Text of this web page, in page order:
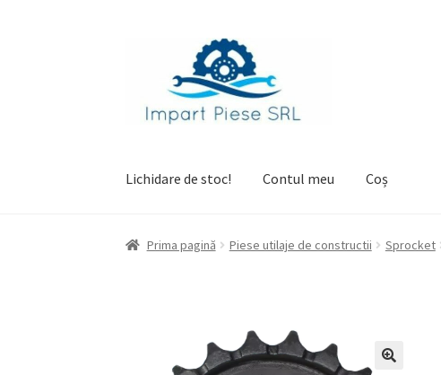
navigare
conținut
Lichidare de stoc! Contul meu Coș
Prima pagină Checkout Contul meu Coș
Prima pagină Piese utilaje de constructii Sprocket